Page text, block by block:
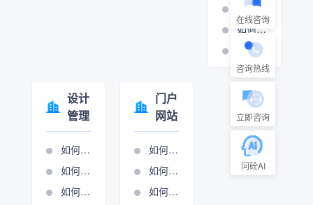
如何设置村组管理
如何设置房屋拆迁管理
如何设置只补不征管理
设计
管理
如何添加生产项目
如何设置项目执行
如何项目立项
门户
网站
如何做网站管理
如何进行新闻图管理
如何进行展示图管理
在线咨询
咨询热线
立即咨询
问砼AI